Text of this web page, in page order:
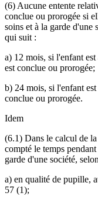
(6) Aucune entente
conclue ou prorogée si
soins et à la garde d'une
qui suit :
a) 12 mois, si l'enfant
est conclue ou prorogée;
b) 24 mois, si l'enfant
conclue ou prorogée.
Idem
(6.1) Dans le calcul de
compté le temps
garde d'une société,
a) en qualité de pupille,
57 (1);